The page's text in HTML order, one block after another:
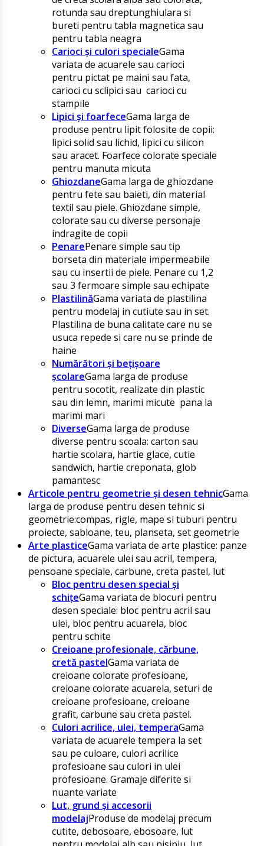
rotunda sau dreptunghiulara si
bureti pentru tabla magnetica sau
pentru tabla neagra
Carioci și culori specialeGama
variata de acuarele sau carioci
pentru pictat pe maini sau fata,
carioci cu sclipici sau carioci cu
stampile
Lipici și foarfeceGama larga de
produse pentru lipit folosite de copii:
lipici solid sau lichid, lipici cu silicon
sau aracet. Foarfece colorate speciale
pentru manuta micuta
GhiozdaneGama larga de ghiozdane
pentru fete sau baieti, din material
textil sau piele. Ghiozdane simple,
colorate sau cu diverse personaje
indragite de copii
PenarePenare simple sau tip
borseta din materiale impermeabile
sau cu insertii de piele. Penare cu 1,2
sau 3 fermoare simple sau echipate
PlastilinăGama variata de plastilina
pentru modelaj in cutiute sau in set.
Plastilina de buna calitate care nu se
usuca repede si care nu se prinde de
haine
Numărători și bețișoare
școlareGama larga de produse
pentru socotit, realizate din plastic
sau din lemn, marimi micute pana la
marimi mari
DiverseGama larga de produse
diverse pentru scoala: carton sau
hartie scolara, hartie glace, cutie
sandwich, hartie creponata, glob
pamantesc
Articole pentru geometrie și desen tehnicGama
larga de produse pentru desen tehnic si
geometrie:compas, rigle, mape si tuburi pentru
proiecte, sabloane, teu, planseta, set geometrie
Arte plasticeGama variata de arte plastice: panze
de pictura, acuarele ulei sau acril, tempera,
pensoane speciale, carbune, creta pastel, lut
Bloc pentru desen special și
schițeGama variata de blocuri pentru
desen speciale: bloc pentru acril sau
ulei, bloc pentru acuarela, bloc
pentru schite
Creioane profesionale, cărbune,
cretă pastelGama variata de
creioane colorate profesioane,
creioane colorate acuarela, seturi de
creioane profesioane, creioane
grafit, carbune sau creta pastel.
Culori acrilice, ulei, temperaGama
variata de acuarele tempera la set
sau pe culoare, culori acrilice
profesioane sau culori in ulei
profesioane. Gramaje diferite si
nuante variate
Lut, grund și accesorii
modelajProduse de modelaj precum
cutite, debosoare, ebosoare, lut